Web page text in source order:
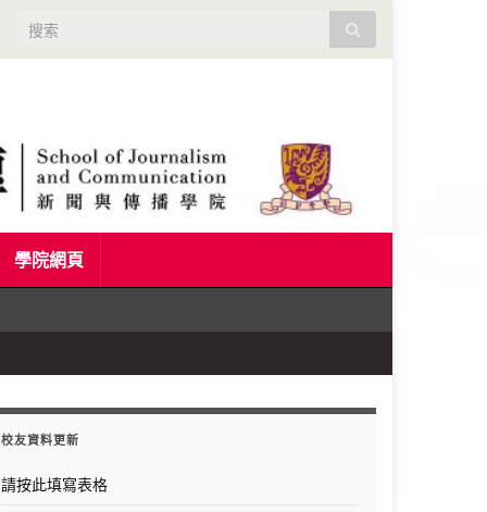
Search for:
學院網頁
校友資料更新
請按此填寫表格